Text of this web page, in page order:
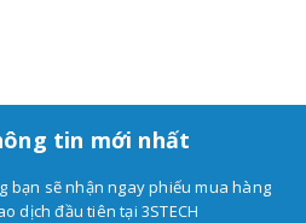
tin mới nhất
bạn sẽ nhận ngay phiếu mua hàng
dịch đầu tiên tại 3STECH